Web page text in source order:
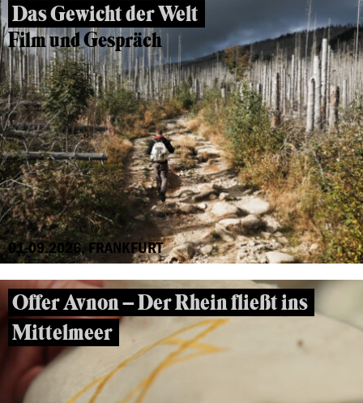
Das Gewicht der Welt
Film und Gespräch
01.09.2026, FRANKFURT
Offer Avnon – Der Rhein fließt ins
Mittelmeer